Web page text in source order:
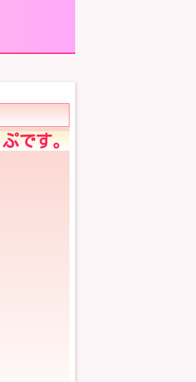
です。